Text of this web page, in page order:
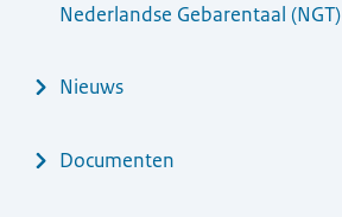
Nederlandse Gebarentaal (NGT)
Nieuws
Documenten